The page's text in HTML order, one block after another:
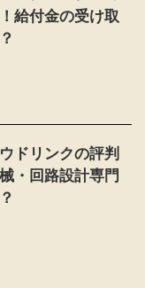
給付金の受け取
ドリンクの評判
・回路設計専門